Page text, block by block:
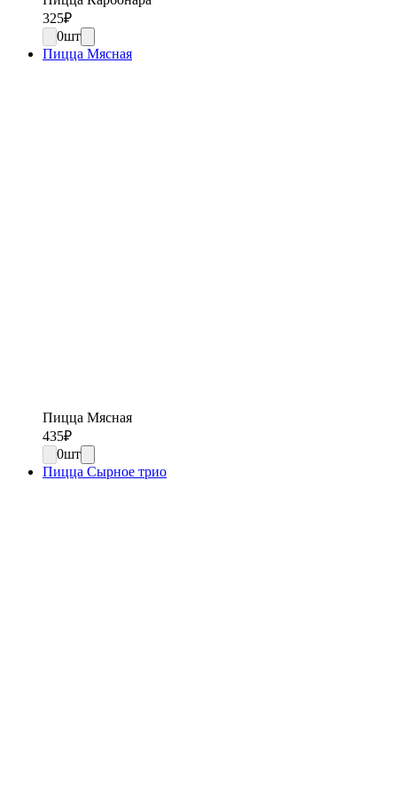
325₽
0шт
Пицца Мясная
Пицца Мясная
435₽
0шт
Пицца Сырное трио